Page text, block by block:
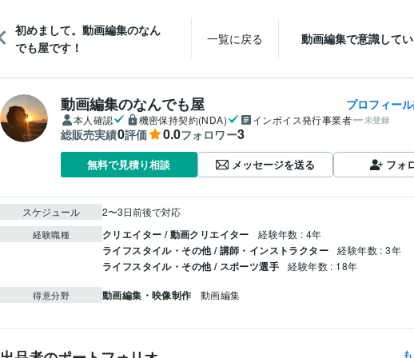
初めまして。動画編集のなん
でも屋です！
一覧に戻る 動画編集で意識して
動画編集のなんでも屋 プロフィー
本人確認 機密保持契約(NDA) インボイス発行事業者 未登録
総販売実績0評価 0.0フォロワー3
無料で見積り相談 メッセージを送る フォ
スケジュール 2〜3日前後で対応
経験職種 クリエイター / 動画クリエイター 経験年数 : 4年
ライフスタイル・その他 / 講師・インストラクター 経験年数 : 3年
ライフスタイル・その他 / スポーツ選手 経験年数 : 18年
得意分野 動画編集・映像制作 動画編集